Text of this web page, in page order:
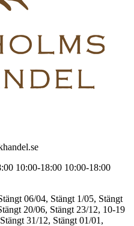
10:00-18:00 10:00-18:00
06/04, Stängt 1/05, Stängt
20/06, Stängt 23/12, 10-19
31/12, Stängt 01/01,